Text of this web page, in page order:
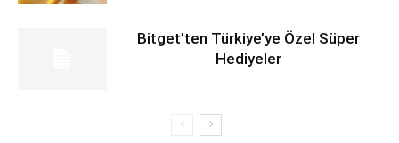
Bitget’ten Türkiye’ye Özel Süper
Hediyeler